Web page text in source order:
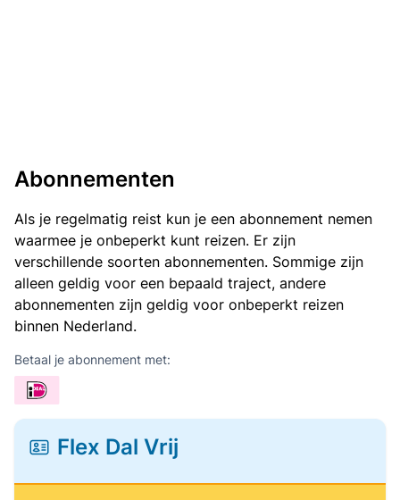
Abonnementen
Als je regelmatig reist kun je een abonnement nemen
waarmee je onbeperkt kunt reizen. Er zijn
verschillende soorten abonnementen. Sommige zijn
alleen geldig voor een bepaald traject, andere
abonnementen zijn geldig voor onbeperkt reizen
binnen Nederland.
Betaal je abonnement met:
Flex Dal Vrij